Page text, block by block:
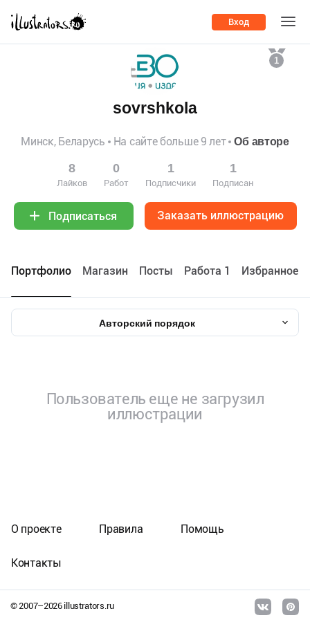
Вход
1
sovrshkola
Минск, Беларусь На сайте больше 9 лет Об авторе
8
Лайков
0
Работ
1
Подписчики
1
Подписан
Подписаться Заказать иллюстрацию
Портфолио Maгазин Посты Работа 1 Избранное 1
Авторский порядок
Пользователь еще не загрузил
иллюстрации
© 2007–2026illustrators.ru
О проекте Правила Помощь
Контакты